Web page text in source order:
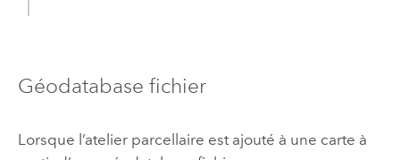
Géodatabase fichier
Lorsque l’atelier parcellaire est ajouté à une carte à